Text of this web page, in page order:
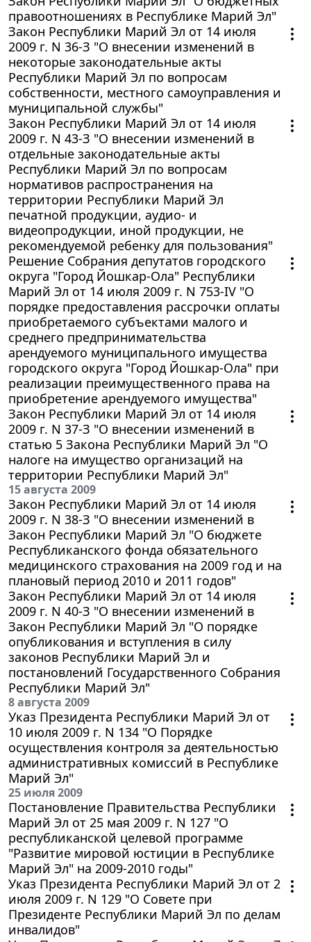
правоотношениях в Республике Марий Эл"
Закон Республики Марий Эл от 14 июля
2009 г. N 36-З "О внесении изменений в
некоторые законодательные акты
Республики Марий Эл по вопросам
собственности, местного самоуправления и
муниципальной службы"
Закон Республики Марий Эл от 14 июля
2009 г. N 43-З "О внесении изменений в
отдельные законодательные акты
Республики Марий Эл по вопросам
нормативов распространения на
территории Республики Марий Эл
печатной продукции, аудио- и
видеопродукции, иной продукции, не
рекомендуемой ребенку для пользования"
Решение Собрания депутатов городского
округа "Город Йошкар-Ола" Республики
Марий Эл от 14 июля 2009 г. N 753-IV "О
порядке предоставления рассрочки оплаты
приобретаемого субъектами малого и
среднего предпринимательства
арендуемого муниципального имущества
городского округа "Город Йошкар-Ола" при
реализации преимущественного права на
приобретение арендуемого имущества"
Закон Республики Марий Эл от 14 июля
2009 г. N 37-З "О внесении изменений в
статью 5 Закона Республики Марий Эл "О
налоге на имущество организаций на
территории Республики Марий Эл"
15 августа 2009
Закон Республики Марий Эл от 14 июля
2009 г. N 38-З "О внесении изменений в
Закон Республики Марий Эл "О бюджете
Республиканского фонда обязательного
медицинского страхования на 2009 год и на
плановый период 2010 и 2011 годов"
Закон Республики Марий Эл от 14 июля
2009 г. N 40-З "О внесении изменений в
Закон Республики Марий Эл "О порядке
опубликования и вступления в силу
законов Республики Марий Эл и
постановлений Государственного Собрания
Республики Марий Эл"
8 августа 2009
Указ Президента Республики Марий Эл от
10 июля 2009 г. N 134 "О Порядке
осуществления контроля за деятельностью
административных комиссий в Республике
Марий Эл"
25 июля 2009
Постановление Правительства Республики
Марий Эл от 25 мая 2009 г. N 127 "О
республиканской целевой программе
"Развитие мировой юстиции в Республике
Марий Эл" на 2009-2010 годы"
Указ Президента Республики Марий Эл от 2
июля 2009 г. N 129 "О Совете при
Президенте Республики Марий Эл по делам
инвалидов"